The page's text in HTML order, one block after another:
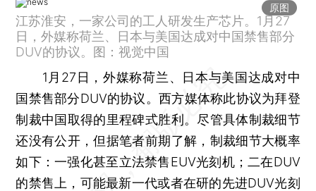
原图
江苏淮安，一家公司的工人研发生产芯片。1月27
日，外媒称荷兰、日本与美国达成对中国禁售部分
DUV的协议。图：视觉中国
1月27日，外媒称荷兰、日本与美国达成对中
国禁售部分DUV的协议。西方媒体称此协议为拜登
制裁中国取得的里程碑式胜利。尽管具体制裁细节
还没有公开，但据笔者前期了解，制裁细节大概率
如下：一强化甚至立法禁售EUV光刻机；二在DUV
的禁售上，可能最新一代或者在研的先进DUV光刻